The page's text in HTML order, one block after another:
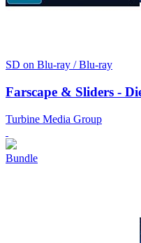
SD on Blu-ray / Blu-ray
Farscape & Sliders -
Turbine Media Group
Bundle